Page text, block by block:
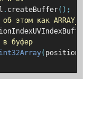
. createBuffer();
об этом как
буфер
(